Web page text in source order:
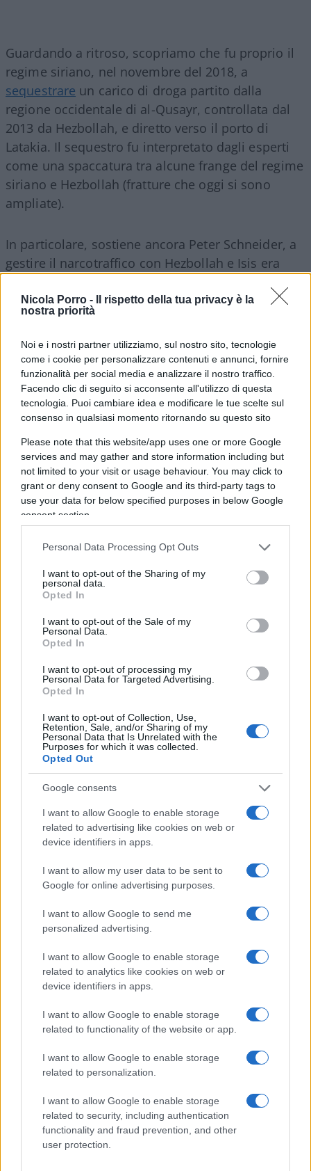
Nicola Porro -
Il rispetto della tua privacy è la
nostra priorità
Noi e i nostri partner utilizziamo, sul nostro sito, tecnologie
come i cookie per personalizzare contenuti e annunci, fornire
funzionalità per social media e analizzare il nostro traffico.
Facendo clic di seguito si acconsente all'utilizzo di questa
tecnologia. Puoi cambiare idea e modificare le tue scelte sul
consenso in qualsiasi momento ritornando su questo sito
Please note that this website/app uses one or more Google
services and may gather and store information including but
not limited to your visit or usage behaviour. You may click to
grant or deny consent to Google and its third-party tags to
use your data for below specified purposes in below Google
consent section.
Personal Data Processing Opt Outs
I want to opt-out of the Sharing of my
personal data.
Opted In
I want to opt-out of the Sale of my
Personal Data.
Opted In
I want to opt-out of processing my
Personal Data for Targeted Advertising.
Opted In
I want to opt-out of Collection, Use,
Retention, Sale, and/or Sharing of my
Personal Data that Is Unrelated with the
Purposes for which it was collected.
Opted Out
Google consents
I want to allow Google to enable storage
related to advertising like cookies on web or
device identifiers in apps.
I want to allow my user data to be sent to
Google for online advertising purposes.
I want to allow Google to send me
personalized advertising.
I want to allow Google to enable storage
related to analytics like cookies on web or
device identifiers in apps.
I want to allow Google to enable storage
related to functionality of the website or app.
I want to allow Google to enable storage
related to personalization.
I want to allow Google to enable storage
related to security, including authentication
functionality and fraud prevention, and other
user protection.
Guardando a ritroso, scopriamo che fu proprio il
regime siriano, nel novembre del 2018, a
sequestrare un carico di droga partito dalla
regione occidentale di al-Qusayr, controllata dal
2013 da Hezbollah, e diretto verso il porto di
Latakia. Il sequestro fu interpretato dagli esperti
come una spaccatura tra alcune frange del regime
siriano e Hezbollah (fratture che oggi si sono
ampliate).
In particolare, sostiene ancora Peter Schneider, a
gestire il narcotraffico con Hezbollah e Isis era
sempre vicino all’Iran – che qualche mese fa ha
defezionato per una inchiesta per evasione fiscale
iniziata nei suoi confronti. Per gli esperti, dietro
l’inchiesta aperta da Bashar al Assad, ci sarebbero
le fratture tra Mosca e Teheran sul controllo della
Siria. Ancora: lo scorso aprile,la dogana saudita
ha confiscatoun carico di oltre 40 milioni di
chiaramente legata al regime siriano. Il carico era
nascosto in un container che ufficialmente
trasportata tè, gestito da una compagnia vicina
agli Assad.
Già nel 2016, ilJournal of International Affairs
Columbia University
connivenza di parte dei militari siriani. Secondo
l’articolo, dopo la guerra del 2006 contro Israele,
Hezbollah avrebbe aumentato la produzione di
anfetamine per rimetterei i conti
dell’organizzazione terroristica in ordine. Con lo
scoppio della guerra in Siria, i laboratori di
produzione si sarebbero spostati dalla Valle della
Bekaa – dove ufficialmente Hezbollah combatte il
narcotraffico – all’interno della Siria. Secondo
Elizabeth Tsurkov del
Foreign Policy Research
Institute, ad essere coinvolta nel narcotraffico
sarebbe la Quarta Divisione dell’esercito siriano,
quella comandata da Maher al-Assad, fratello del
dittatore siriano Bashar al Assad.
Insomma, che ciò che è rimasto dell’Isis, per
quanto pericoloso, sia in grado di produrre da
solo questo quantitativo di anfetamine, caricarlo
su mezzi di trasporto, portarlo liberamente verso
Latakia e imbarcarlo verso l’Europa, è altamente
improbabile. Soprattutto perché tutti i porti siriani
sono sotto il controllo del regime di Assad e dei
D’altronde, sono anni che la DEA – l’agenzia
antidroga del Dipartimento di Giustizia americano
– aveva lanciato nel 2008 un progetto ad hoc per